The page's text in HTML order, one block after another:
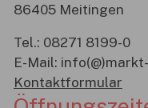
86405 Meitingen
Tel.: 08271 8199-0
E-Mail:
Kontaktformular